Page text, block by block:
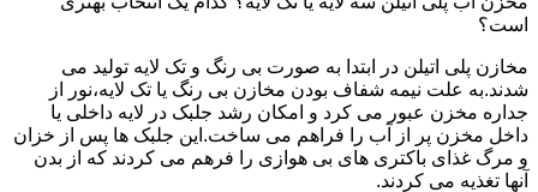
است؟
مخازن پلی اتیلن در ابتدا به صورت بی رنگ و تک لایه تولید می
شدند.به علت نیمه شفاف بودن مخازن بی رنگ یا تک لایه،نور از
جداره مخزن عبور می کرد و امکان رشد جلبک در لایه داخلی یا
داخل مخزن پر از آب را فراهم می ساخت.این جلبک ها پس از خزان
و مرگ غذای باکتری های بی هوازی را فرهم می کردند که از بدن
آنها تغذیه می کردند.